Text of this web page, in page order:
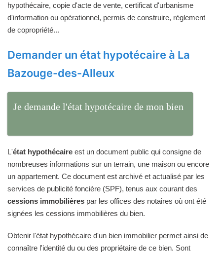
hypothécaire, copie d'acte de vente, certificat d'urbanisme
d'information ou opérationnel, permis de construire, règlement
de copropriété...
Demander un état hypotécaire à La
Bazouge-des-Alleux
Je demande l'état hypotécaire de mon bien
L'état hypothécaire est un document public qui consigne de
nombreuses informations sur un terrain, une maison ou encore
un appartement. Ce document est archivé et actualisé par les
services de publicité foncière (SPF), tenus aux courant des
cessions immobilières par les offices des notaires où ont été
signées les cessions immobilières du bien.
Obtenir l'état hypothécaire d'un bien immobilier permet ainsi de
connaître l'identité du ou des propriétaire de ce bien. Sont